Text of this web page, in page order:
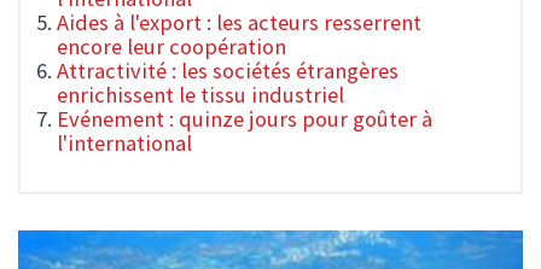
Aides à l'export : les acteurs resserrent
encore leur coopération
Attractivité : les sociétés étrangères
enrichissent le tissu industriel
Evénement : quinze jours pour goûter à
l'international